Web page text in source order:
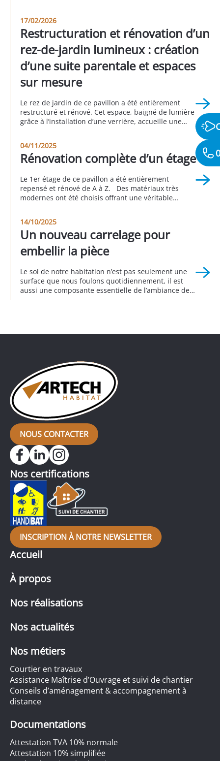
17/02/2026
Restructuration et rénovation d’un
rez-de-jardin lumineux : création
d’une suite parentale et espaces
sur mesure
Le rez de jardin de ce pavillon a été entièrement
restructuré et rénové. Cet espace, baigné de lumière
grâce à l’installation d’une verrière, accueille une
chambre et une autre salle d’eau. Cette réalisation a
été faite en partenariat avec Sophie […]
04/11/2025
Rénovation complète d’un étage
Le 1er étage de ce pavillon a été entièrement
repensé et rénové de A à Z. Des matériaux très
modernes ont été choisis offrant une véritable
rendu global de ce projet. Réalisation à Longjumeau
au 3eme trimestre 2025
14/10/2025
Un nouveau carrelage pour
embellir la pièce
Le sol de notre habitation n’est pas seulement une
surface que nous foulons quotidiennement, il est
aussi une composante essentielle de l’ambiance de
lequel l’ancien carrelage a été remplacé […]
NOUS CONTACTER
Accueil
À propos
Nos réalisations
Nos actualités
Nos métiers
Courtier en travaux
Assistance Maîtrise d’Ouvrage et suivi de chantier
Conseils d’aménagement & accompagnement à
distance
Documentations
Attestation TVA 10% normale
Attestation 10% simplifiée
Nos certifications
INSCRIPTION À NOTRE NEWSLETTER